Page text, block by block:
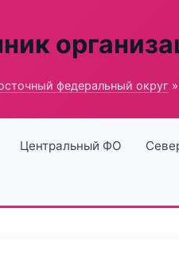
федеральный округ
Центральный ФО